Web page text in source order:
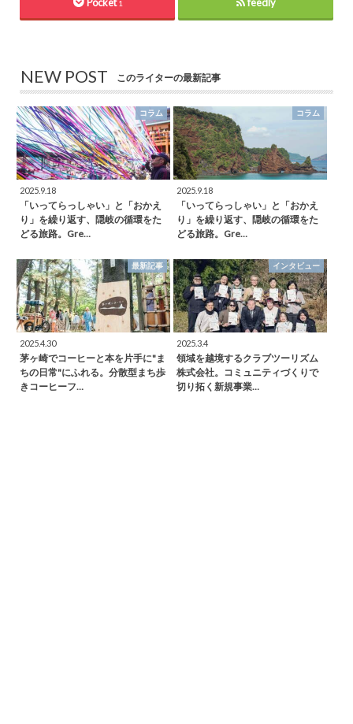
1
NEW POST このライターの最新記事
コラム
2025.9.18
「いってらっしゃい」と「おかえ
り」を繰り返す、隠岐の循環をた
どる旅路。Gre…
コラム
2025.9.18
「いってらっしゃい」と「おかえ
り」を繰り返す、隠岐の循環をた
どる旅路。Gre…
最新記事
2025.4.30
茅ヶ崎でコーヒーと本を片手に"ま
ちの日常"にふれる。分散型まち歩
きコーヒーフ…
インタビュー
2025.3.4
領域を越境するクラブツーリズム
株式会社。コミュニティづくりで
切り拓く新規事業…